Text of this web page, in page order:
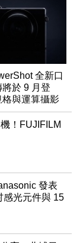
全新口
於 9 月登
與運算攝影
點
！FUJIFILM
發表
感光元件與 15